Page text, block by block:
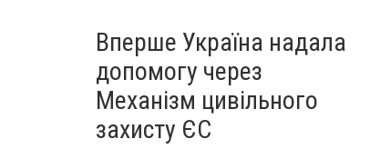
Вперше Україна надала
допомогу через
Механізм цивільного
захисту ЄС